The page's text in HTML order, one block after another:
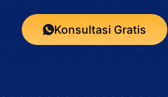
Konsultasi Gratis